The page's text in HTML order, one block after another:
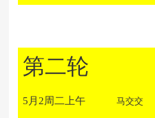
第二轮
5月2周二上午 马交交